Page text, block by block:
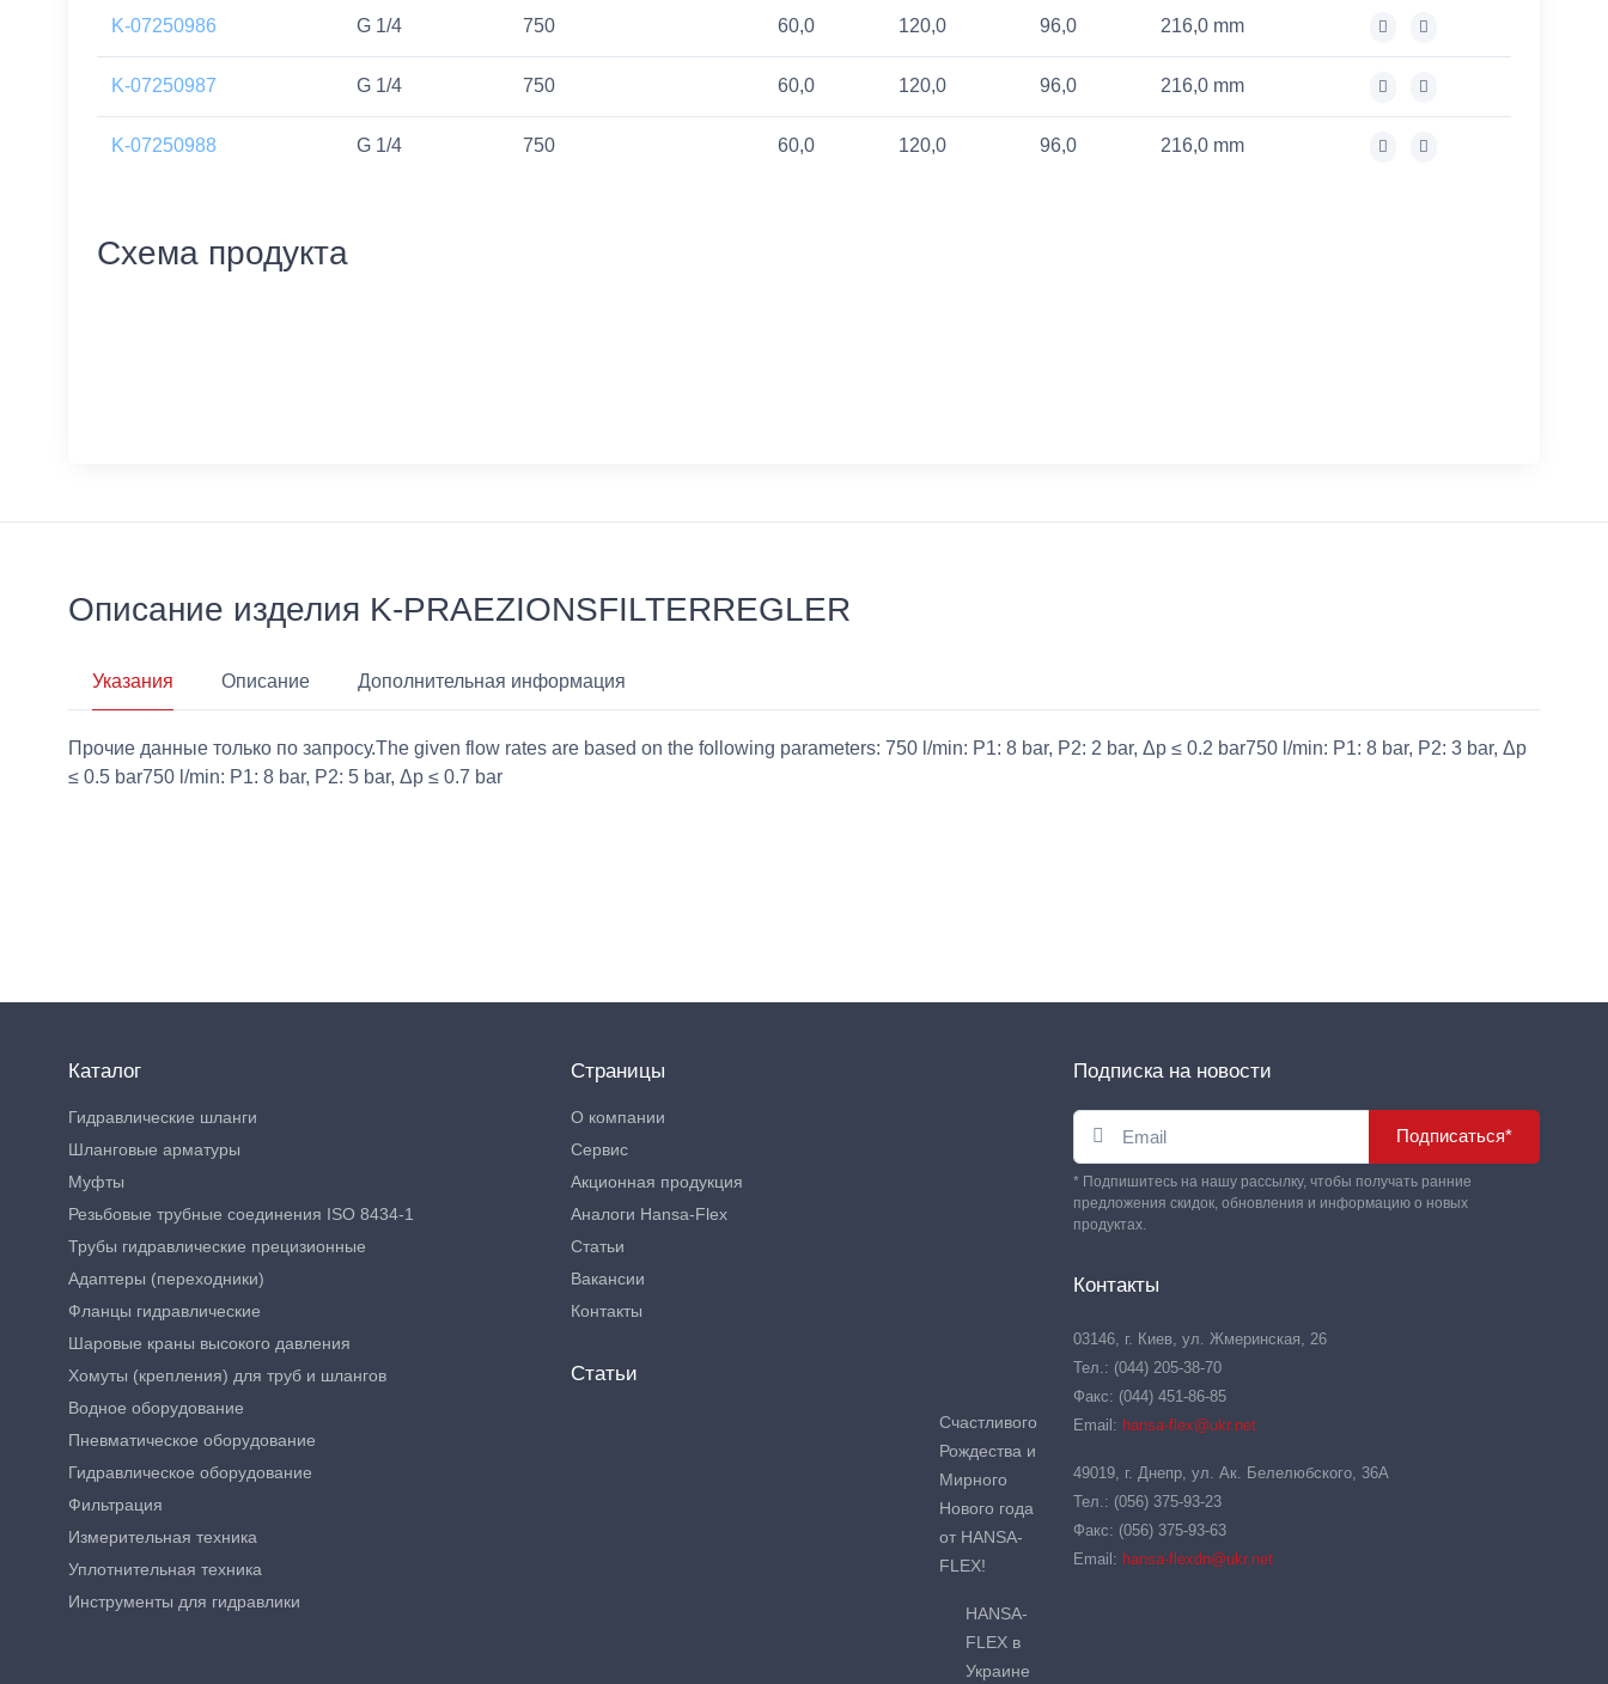
K-07250986 G 1/4 750 60,0 120,0 96,0 216,0 mm
K-07250987 G 1/4 750 60,0 120,0 96,0 216,0 mm
K-07250988 G 1/4 750 60,0 120,0 96,0 216,0 mm
Схема продукта
Описание изделия K-PRAEZIONSFILTERREGLER
Указания Описание Дополнительная информация
Прочие данные только по запросу.The given flow rates are based on the following parameters: 750 l/min: P1: 8 bar, P2: 2 bar, Δp ≤ 0.2 bar750 l/min: P1: 8 bar, P2: 3 bar, Δp
≤ 0.5 bar750 l/min: P1: 8 bar, P2: 5 bar, Δp ≤ 0.7 bar
Каталог
Гидравлические шланги
Шланговые арматуры
Муфты
Резьбовые трубные соединения ISO 8434-1
Трубы гидравлические прецизионные
Адаптеры (переходники)
Фланцы гидравлические
Шаровые краны высокого давления
Хомуты (крепления) для труб и шлангов
Водное оборудование
Пневматическое оборудование
Гидравлическое оборудование
Фильтрация
Измерительная техника
Уплотнительная техника
Инструменты для гидравлики
Страницы
О компании
Сервис
Акционная продукция
Аналоги Hansa-Flex
Статьи
Вакансии
Контакты
Статьи
Счастливого
Рождества и
Мирного
Нового года
от HANSA-
FLEX!
HANSA-
FLEX в
Украине
Подписка на новости
Подписаться*
* Подпишитесь на нашу рассылку, чтобы получать ранние
предложения скидок, обновления и информацию о новых
продуктах.
Контакты
03146, г. Киев, ул. Жмеринская, 26
Тел.: (044) 205-38-70
Факс: (044) 451-86-85
Email: hansa-flex@ukr.net
49019, г. Днепр, ул. Ак. Белелюбского, 36А
Тел.: (056) 375-93-23
Факс: (056) 375-93-63
Email: hansa-flexdn@ukr.net